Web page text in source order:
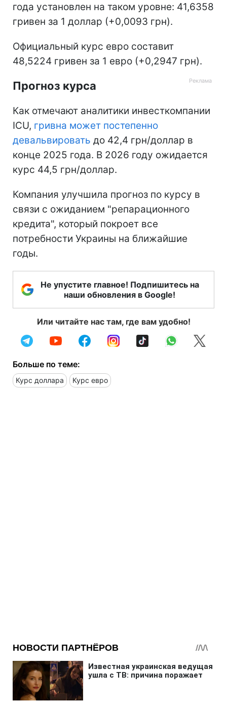
года установлен на таком уровне: 41,6358
гривен за 1 доллар (+0,0093 грн).
Официальный курс евро составит
48,5224 гривен за 1 евро (+0,2947 грн).
Прогноз курса
Как отмечают аналитики инвесткомпании
ICU, гривна может постепенно
девальвировать до 42,4 грн/доллар в
конце 2025 года. В 2026 году ожидается
курс 44,5 грн/доллар.
Компания улучшила прогноз по курсу в
связи с ожиданием "репарационного
кредита", который покроет все
потребности Украины на ближайшие
годы.
Не упустите главное! Подпишитесь на
наши обновления в Google!
Или читайте нас там, где вам удобно!
Больше по теме:
Курс доллара Курс евро